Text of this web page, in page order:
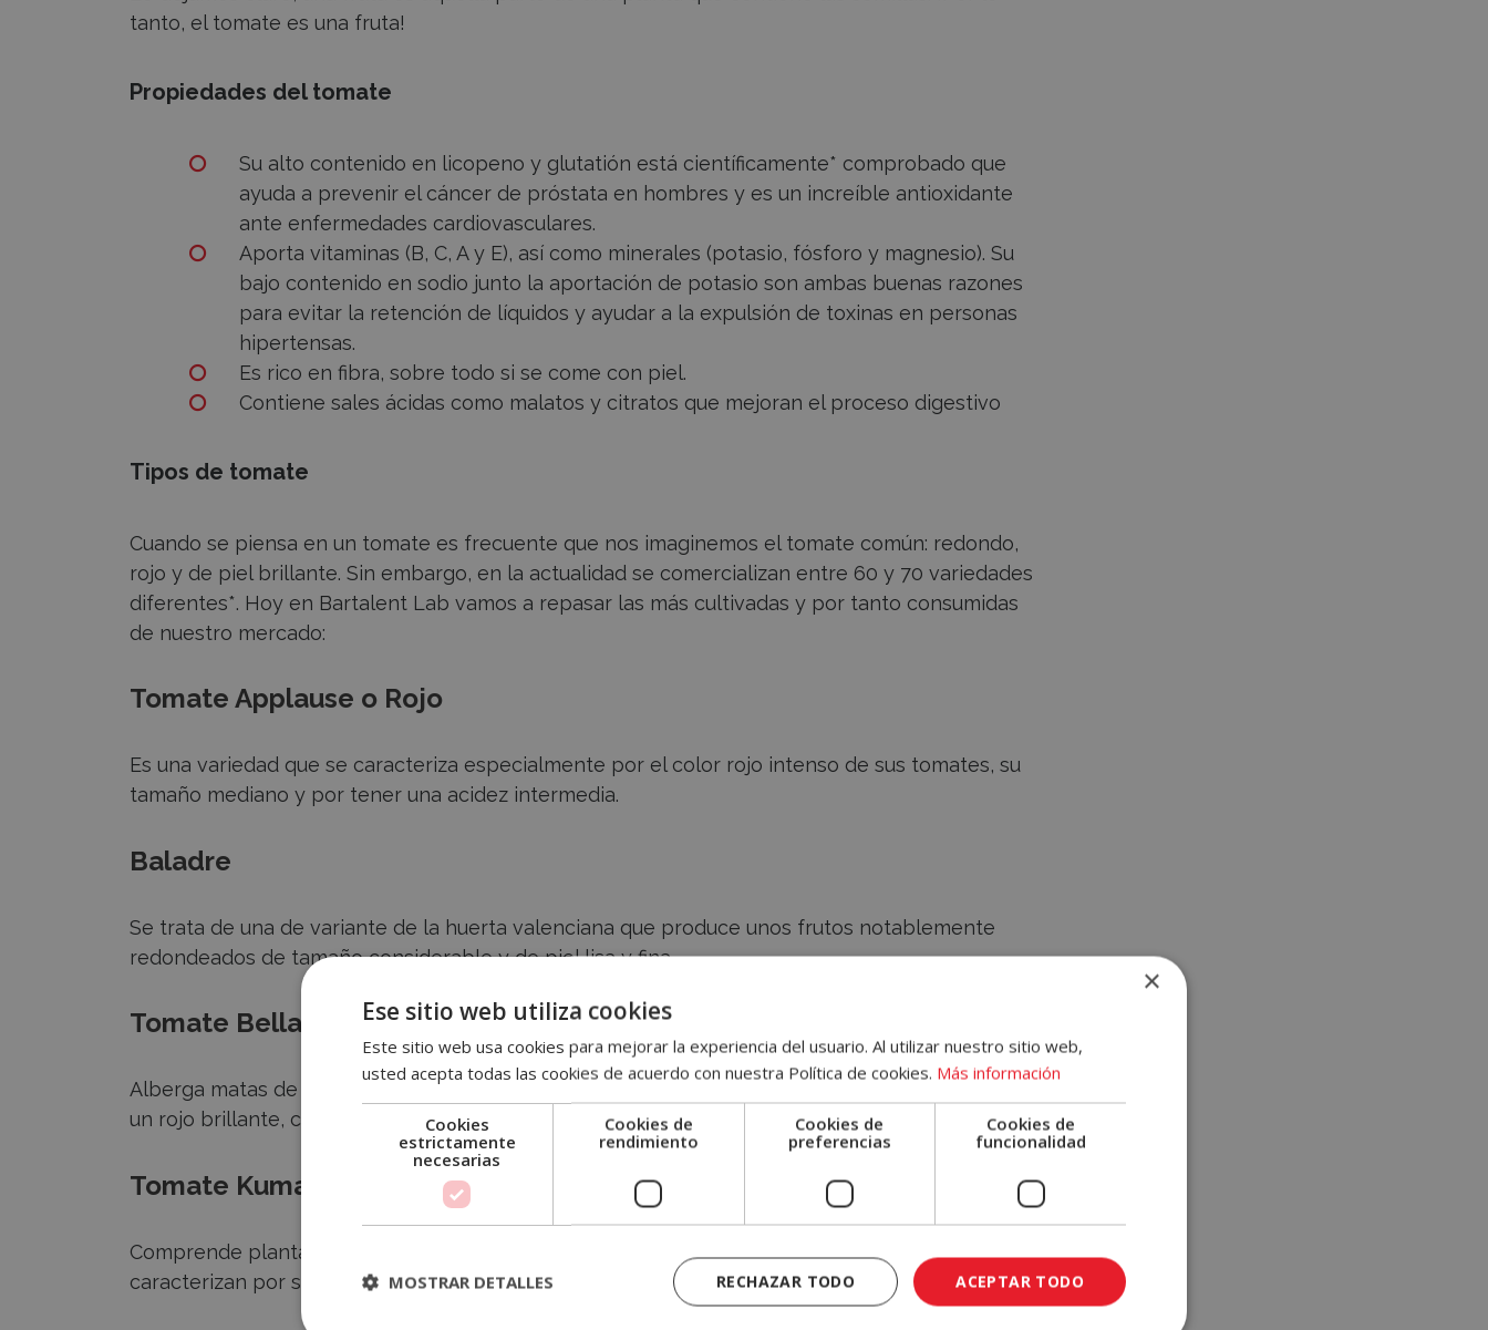
tanto, el tomate es una fruta!
Propiedades del tomate
Su alto contenido en licopeno y glutatión está científicamente* comprobado que
ayuda a prevenir el cáncer de próstata en hombres y es un increíble antioxidante
ante enfermedades cardiovasculares.
Aporta vitaminas (B, C, A y E), así como minerales (potasio, fósforo y magnesio). Su
bajo contenido en sodio junto la aportación de potasio son ambas buenas razones
para evitar la retención de líquidos y ayudar a la expulsión de toxinas en personas
hipertensas.
Es rico en fibra, sobre todo si se come con piel.
Contiene sales ácidas como malatos y citratos que mejoran el proceso digestivo
Tipos de tomate
Cuando se piensa en un tomate es frecuente que nos imaginemos el tomate común: redondo,
rojo y de piel brillante. Sin embargo, en la actualidad se comercializan entre 60 y 70 variedades
diferentes*. Hoy en Bartalent Lab vamos a repasar las más cultivadas y por tanto consumidas
de nuestro mercado:
Tomate Applause o Rojo
Es una variedad que se caracteriza especialmente por el color rojo intenso de sus tomates, su
tamaño mediano y por tener una acidez intermedia.
Baladre
Se trata de una de variante de la huerta valenciana que produce unos frutos notablemente
redondeados de tamaño considerable y de piel lisa y fina.
Tomate Bella rosa
Alberga matas de gran producción en las que brotan tomates de tamaño considerable. Son de
un rojo brillante, casi esférico. Son muy resistentes a las plagas.
Tomate Kumato
Comprende plantas vigorosas y altas (alrededor de metro y medio) cuyos frutos se
caracterizan por su color tirando a púrpura, y por su textura jugosa y sabor dulzón.
×
Ese sitio web utiliza cookies
Este sitio web usa cookies para mejorar la experiencia del usuario. Al utilizar nuestro sitio web,
usted acepta todas las cookies de acuerdo con nuestra Política de cookies. Más información
Cookies
estrictamente
necesarias
Cookies de
rendimiento
Cookies de
preferencias
Cookies de
funcionalidad
ACEPTAR TODO
RECHAZAR TODO
MOSTRAR DETALLES